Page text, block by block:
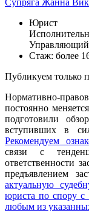
Юрист
Управляющий
Стаж: более
Публикуем только
Нормативно-
постоянно
подготовили
вступивших в
Рекомендуем
связи с
ответственности
предъявлением
актуальную
юриста по спору с
любым из